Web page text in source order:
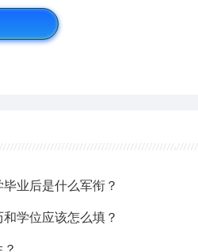
业后是什么军衔？
学位应该怎么填？